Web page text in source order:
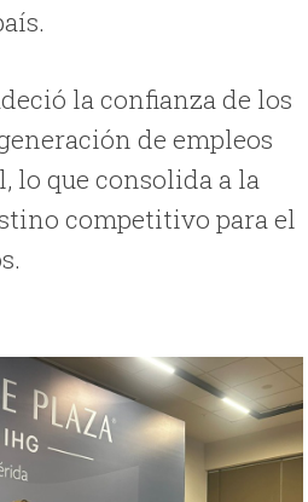
la confianza de los
de empleos
lo que consolida a la
competitivo para el